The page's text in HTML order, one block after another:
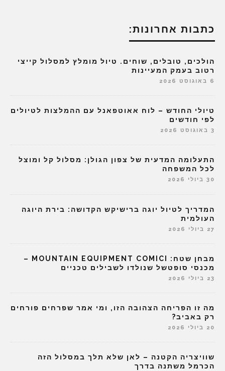
כתבות אחרונות:
הולכים, טובלים, שוחים. טיול מומלץ למסלול קייצי
רטוב בעמק המעיינות
6 באוגוסט 2026
טיולי החודש – לוח אאוטפאנל עם ההמלצות לטיולים
לפי חודשים
3 באוגוסט 2026
התעלומה המדעית של צפון הגולן: מסלול קל ומוצל
לכל המשפחה
30 ביולי 2026
המדריך לטיול יוגה ברישיקש הקדושה: בירת היוגה
העולמית
27 ביולי 2026
מבחן שטח: MOUNTAIN EQUIPMENT COMICI –
מכנסי סופטשל שנולדו לשבילים טכניים
23 ביולי 2026
מה זו הפריחה הצהובה הזו, ומי אמר שפרחים פורחים
רק באביב?
20 ביולי 2026
שוויצריה הקטנה – לאן שלא תלך במסלול הזה
הכרמל משתנה בדרך